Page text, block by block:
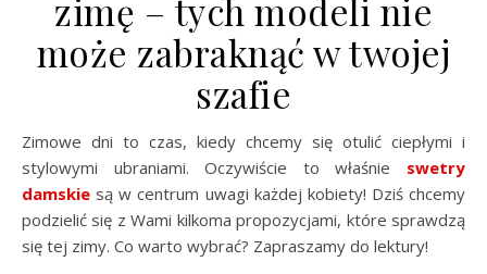
zimę – tych modeli nie
może zabraknąć w twojej
szafie
Zimowe dni to czas, kiedy chcemy się otulić ciepłymi i
stylowymi ubraniami. Oczywiście to właśnie swetry
damskie są w centrum uwagi każdej kobiety! Dziś chcemy
podzielić się z Wami kilkoma propozycjami, które sprawdzą
się tej zimy. Co warto wybrać? Zapraszamy do lektury!